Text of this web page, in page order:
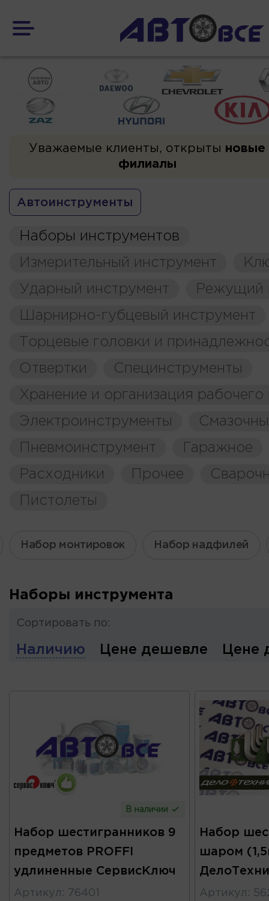
Уважаемые клиенты, открыты новые
филиалы
Автоинструменты
Наборы инструментов
Измерительный инструмент
Ударный инструмент
Режущий
Шарнирно-губцевый инструмент
Торцевые головки и
Отвертки
Специнструменты
Хранение и организация рабочего
Электроинструменты
Пневмоинструмент
Гаражное
Расходники
Прочее
Пистолеты
Набор монтировок Набор надфилей
Наборы инструмента
Сортировать по:
Наличию Цене дешевле Цене
В наличии
Набор шестигранников 9
предметов PROFFI
удлиненные СервисКлюч
Артикул : 76401
Набор
шаром
Артикул :